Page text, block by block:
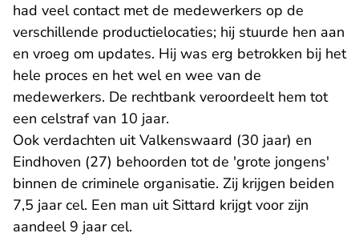
had veel contact met de medewerkers op de
verschillende productielocaties; hij stuurde hen aan
en vroeg om updates. Hij was erg betrokken bij het
hele proces en het wel en wee van de
medewerkers. De rechtbank veroordeelt hem tot
een celstraf van 10 jaar.
Ook verdachten uit Valkenswaard (30 jaar) en
Eindhoven (27) behoorden tot de 'grote jongens'
binnen de criminele organisatie. Zij krijgen beiden
7,5 jaar cel. Een man uit Sittard krijgt voor zijn
aandeel 9 jaar cel.